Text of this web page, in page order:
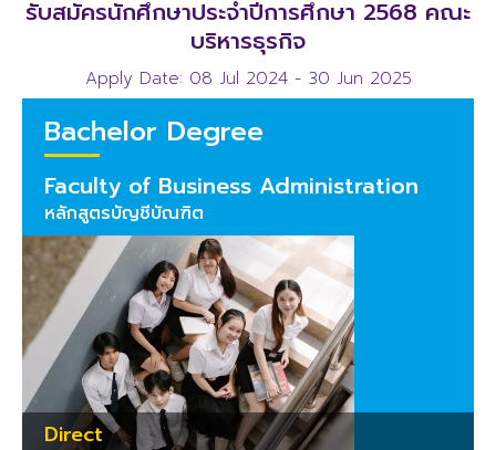
รับสมัครนักศึกษาประจำปีการศึกษา 2568 คณะ
บริหารธุรกิจ
Apply Date: 08 Jul 2024 - 30 Jun 2025
Bachelor Degree
Faculty of Business Administration
หลักสูตรบัญชีบัณฑิต
Direct